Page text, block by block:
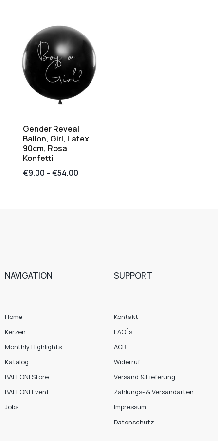
Gender Reveal
Ballon, Girl, Latex
90cm, Rosa
Konfetti
€9.00 –€54.00
NAVIGATION
Home
Kerzen
Monthly Highlights
Katalog
BALLONI Store
BALLONI Event
Jobs
SUPPORT
Kontakt
FAQ´s
AGB
Widerruf
Versand & Lieferung
Zahlungs- & Versandarten
Impressum
Datenschutz